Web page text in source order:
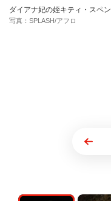
ダイアナ妃の姪キティ・スペ
写真：SPLASH/アフロ